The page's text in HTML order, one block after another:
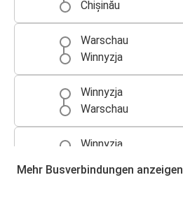
Chișinău
Warschau
Winnyzja
Winnyzja
Warschau
Winnyzja
Mehr Busverbindungen anzeigen